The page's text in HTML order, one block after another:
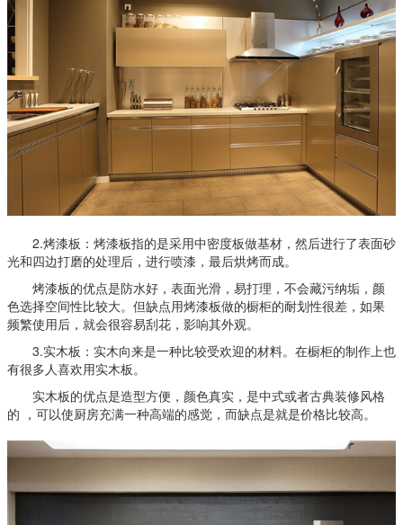
2.烤漆板：烤漆板指的是采用中密度板做基材，然后进行了表面砂
光和四边打磨的处理后，进行喷漆，最后烘烤而成。
烤漆板的优点是防水好，表面光滑，易打理，不会藏污纳垢，颜
色选择空间性比较大。但缺点用烤漆板做的橱柜的耐划性很差，如果
频繁使用后，就会很容易刮花，影响其外观。
3.实木板：实木向来是一种比较受欢迎的材料。在橱柜的制作上也
有很多人喜欢用实木板。
实木板的优点是造型方便，颜色真实，是中式或者古典装修风格
的 ，可以使厨房充满一种高端的感觉，而缺点是就是价格比较高。